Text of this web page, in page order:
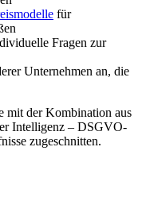
für
Fragen zur
Unternehmen an, die
mit der Kombination aus
Intelligenz – DSGVO-
zugeschnitten.